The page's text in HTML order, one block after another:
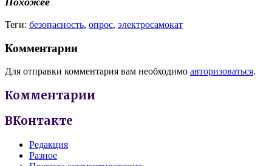
Теги: безопасность, опрос, электросамокат
Комментарии
Для отправки комментария вам необходимо авторизоваться.
Комментарии
ВКонтакте
Редакция
Разное